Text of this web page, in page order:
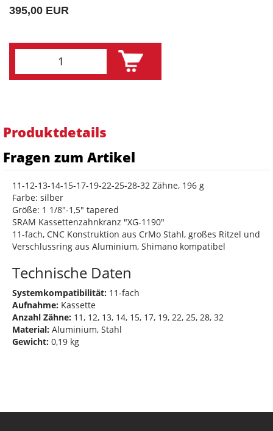
395,00 EUR
Produktdetails
Fragen zum Artikel
11-12-13-14-15-17-19-22-25-28-32 Zähne, 196 g
Farbe: silber
Größe: 1 1/8"-1,5" tapered
SRAM Kassettenzahnkranz "XG-1190"
11-fach, CNC Konstruktion aus CrMo Stahl, großes Ritzel und
Verschlussring aus Aluminium, Shimano kompatibel
Technische Daten
Systemkompatibilität: 11-fach
Aufnahme: Kassette
Anzahl Zähne: 11, 12, 13, 14, 15, 17, 19, 22, 25, 28, 32
Material: Aluminium, Stahl
Gewicht: 0,19 kg